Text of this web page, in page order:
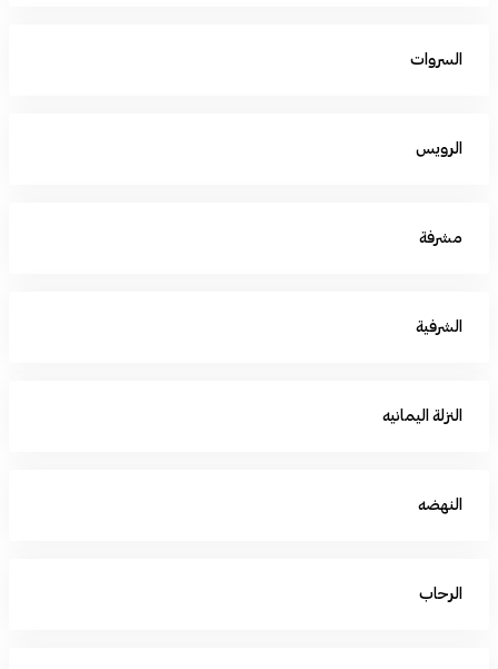
السروات
الرويس
مشرفة
الشرفية
النزلة اليمانيه
النهضه
الرحاب